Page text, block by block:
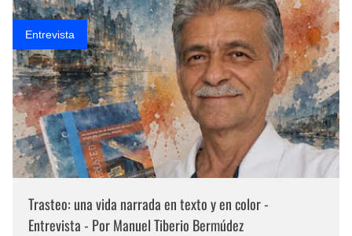
Rostros Bellos, La Perfección del Dibujo A Lápiz, Biryulina Vita
Fotos Artísticas de las Actrices de Hollywood Más Bellas del Mundo
Que significan los cuadros de negras africanas?
El mundo del arte en pintura surrealista
Entrevista
Trasteo: una vida narrada en texto y en color -
Entrevista - Por Manuel Tiberio Bermúdez